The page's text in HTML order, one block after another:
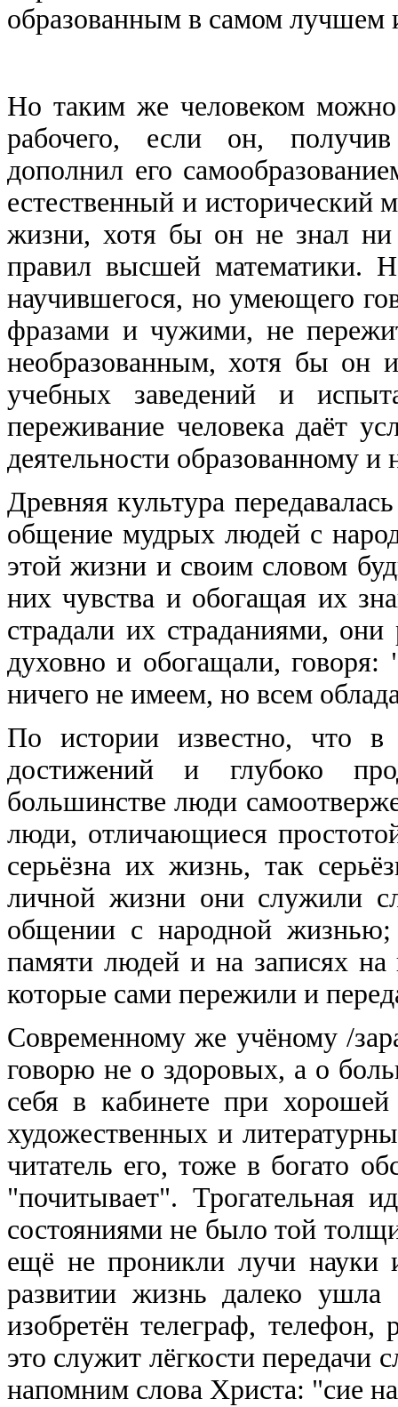
образованным в самом лучшем
Но таким же человеком можно
рабочего, если он,
дополнил его
естественный и исторический
жизни, хотя бы он не знал
правил высшей математики.
научившегося, но умеющего
фразами и чужими, не
необразованным, хотя бы он
учебных заведений и
переживание человека даёт
деятельности образованному и
Древняя культура
общение мудрых людей с
этой жизни и своим словом
них чувства и обогащая их
страдали их страданиями,
духовно и обогащали,
ничего не имеем, но всем
По истории известно, что
достижений и глубоко
большинстве люди
люди, отличающиеся
серьёзна их жизнь, так
личной жизни они служили
общении с народной
памяти людей и на записях
которые сами пережили и
Современному же учёному /
говорю не о здоровых, а о
себя в кабинете при
художественных и
читатель его, тоже в богато
"почитывает". Трогательная
состояниями не было той
ещё не проникли лучи науки
развитии жизнь далеко
изобретён телеграф, телефон,
это служит лёгкости
напомним слова Христа: "сие